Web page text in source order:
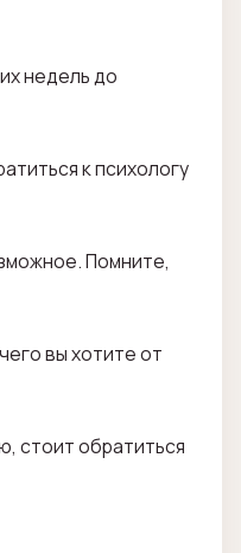
недель до
к психологу
Помните,
вы хотите от
стоит обратиться